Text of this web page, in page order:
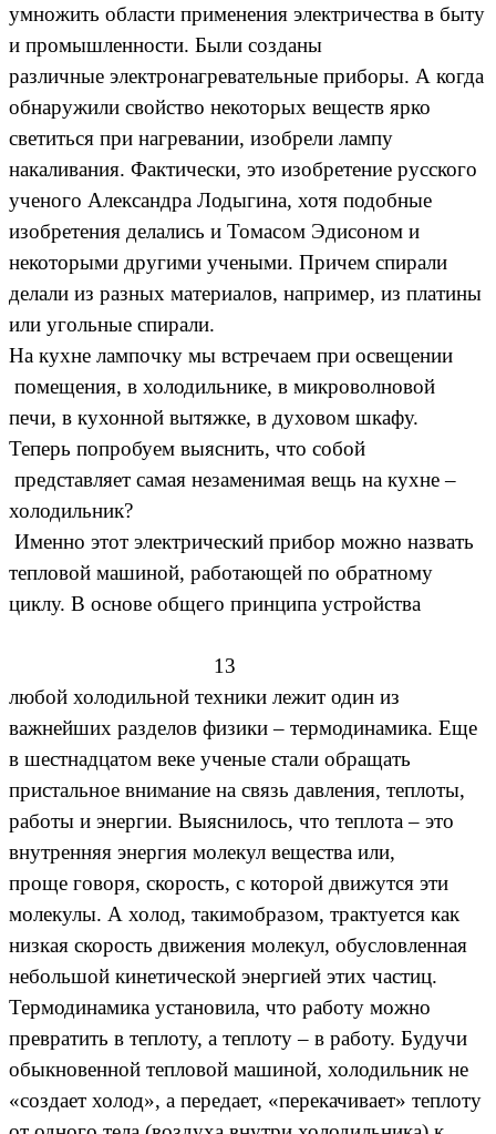
умножить области применения электричества в быту
и промышленности. Были созданы
различные электронагревательные приборы. А когда
обнаружили свойство некоторых веществ ярко
светиться при нагревании, изобрели лампу
накаливания. Фактически, это изобретение русского
ученого Александра Лодыгина, хотя подобные
изобретения делались и Томасом Эдисоном и
некоторыми другими учеными. Причем спирали
делали из разных материалов, например, из платины
или угольные спирали.
На кухне лампочку мы встречаем при освещении
помещения, в холодильнике, в микроволновой
печи, в кухонной вытяжке, в духовом шкафу.
Теперь попробуем выяснить, что собой
представляет самая незаменимая вещь на кухне –
холодильник?
Именно этот электрический прибор можно назвать
тепловой машиной, работающей по обратному
циклу. В основе общего принципа устройства
13
любой холодильной техники лежит один из
важнейших разделов физики – термодинамика. Еще
в шестнадцатом веке ученые стали обращать
пристальное внимание на связь давления, теплоты,
работы и энергии. Выяснилось, что теплота – это
внутренняя энергия молекул вещества или,
проще говоря, скорость, с которой движутся эти
молекулы. А холод, такимобразом, трактуется как
низкая скорость движения молекул, обусловленная
небольшой кинетической энергией этих частиц.
Термодинамика установила, что работу можно
превратить в теплоту, а теплоту – в работу. Будучи
обыкновенной тепловой машиной, холодильник не
«создает холод», а передает, «перекачивает» теплоту